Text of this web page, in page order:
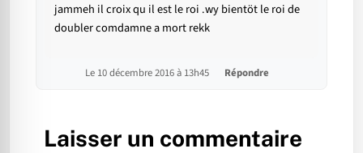
jammeh il croix qu il est le roi .wy bientöt le roi de
doubler comdamne a mort rekk
Le 10 décembre 2016 à 13h45 Répondre
Laisser un commentaire